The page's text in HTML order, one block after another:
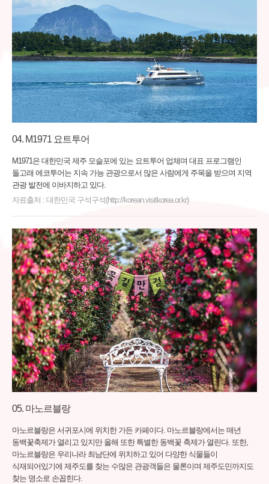
M1971 요트투어
M1971은 대한민국 제주 모슬포에 있는 요트투어 업체며 대표 프로그램인
돌고래 에코투어는 지속 가능 관광으로서 많은 사람에게 주목을 받으며 지역
관광 발전에 이바지하고 있다.
자료출처 : 대한민국 구석구석(http://korean.visitkorea.or.kr)
마노르블랑
마노르블랑은 서귀포시에 위치한 가든 카페이다. 마노르블랑에서는 매년
동백꽃축제가 열리고 있지만 올해 또한 특별한 동백꽃 축제가 열린다. 또한,
마노르블랑은 우리나라 최남단에 위치하고 있어 다양한 식물들이
식재되어있기에 제주도를 찾는 수많은 관광객들은 물론이며 제주도민까지도
찾는 명소로 손꼽힌다.